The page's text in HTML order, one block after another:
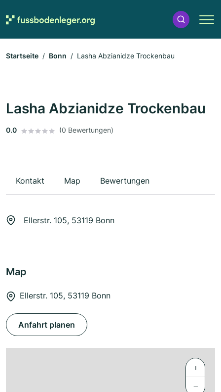
Startseite Bonn Lasha Abzianidze Trockenbau
Lasha Abzianidze Trockenbau
0.0 (0 Bewertungen)
Kontakt Map Bewertungen
Ellerstr. 105, 53119 Bonn
Map
Ellerstr. 105, 53119 Bonn
Anfahrt planen
+
−